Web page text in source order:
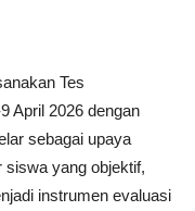
Tes
April 2026 dengan
sebagai upaya
siswa yang objektif,
instrumen evaluasi